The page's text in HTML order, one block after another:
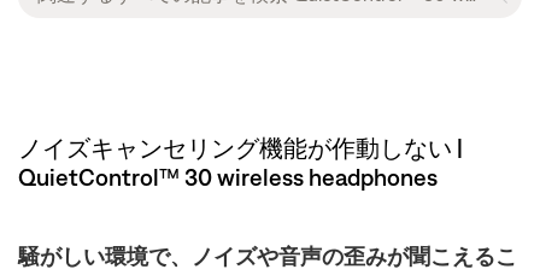
ノイズキャンセリング機能が作動しない |
QuietControl™ 30 wireless headphones
騒がしい環境で、ノイズや音声の歪みが聞こえるこ